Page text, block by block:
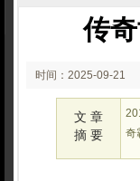
传
时间：2025-09-21
02:25:05
文 章
摘 要
奇